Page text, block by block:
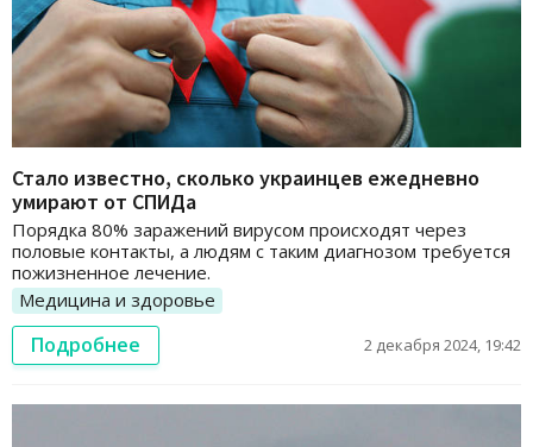
Стало известно, сколько украинцев ежедневно
умирают от СПИДа
Порядка 80% заражений вирусом происходят через
половые контакты, а людям с таким диагнозом требуется
пожизненное лечение.
Медицина и здоровье
Подробнее 2 декабря 2024, 19:42